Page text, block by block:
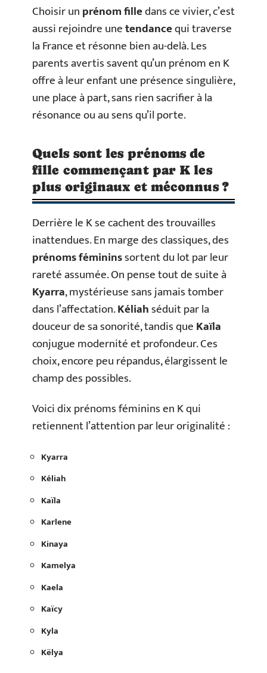
Choisir unprénom filledans ce vivier, c’est
aussi rejoindre unetendancequi traverse
la France et résonne bien au-delà. Les
parents avertis savent qu’un prénom en K
offre à leur enfant une présence singulière,
une place à part, sans rien sacrifier à la
résonance ou au sens qu’il porte.
Quels sont les prénoms de
fille commençant par K les
plus originaux et méconnus ?
Derrière le K se cachent des trouvailles
inattendues. En marge des classiques, des
prénoms fémininssortent du lot par leur
rareté assumée. On pense tout de suite à
Kyarra, mystérieuse sans jamais tomber
dans l’affectation.Kéliahséduit par la
douceur de sa sonorité, tandis queKaïla
conjugue modernité et profondeur. Ces
choix, encore peu répandus, élargissent le
champ des possibles.
Voici dix prénoms féminins en K qui
retiennent l’attention par leur originalité :
Kyarra
Kéliah
Kaïla
Karlene
Kinaya
Kamelya
Kaela
Kaïcy
Kyla
Këlya